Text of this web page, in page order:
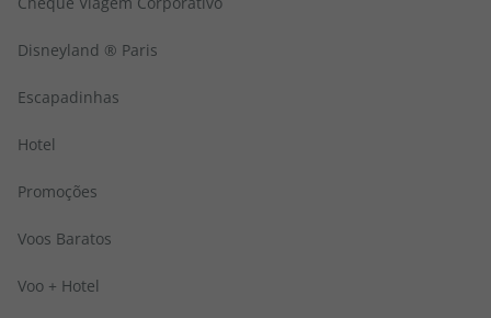
Disneyland ® Paris
Escapadinhas
Hotel
Promoções
Voos Baratos
Voo + Hotel